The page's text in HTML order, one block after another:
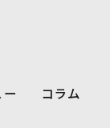
コラム